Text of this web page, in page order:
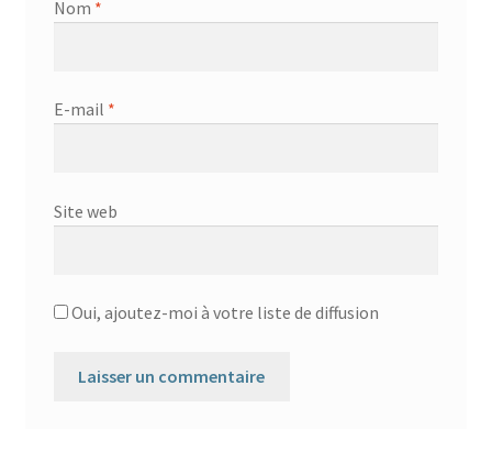
Nom *
E-mail *
Site web
Oui, ajoutez-moi à votre liste de diffusion